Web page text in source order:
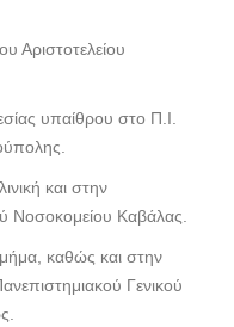
Αριστοτελείου
υπαίθρου στο Π.Ι.
και στην
Νοσοκομείου Καβάλας.
καθώς και στην
Γενικού